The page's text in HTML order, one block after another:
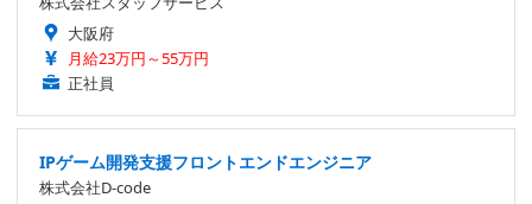
大阪府
月給23万円～55万円
正社員
IPゲーム開発支援フロントエンドエンジニア
株式会社D-code